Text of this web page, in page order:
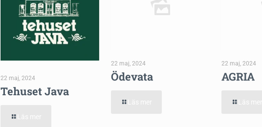
22 maj, 2024
Tehuset Java
Läs mer
22 maj, 2024
Ödevata
Läs mer
22 maj, 2024
AGRIA
Läs mer